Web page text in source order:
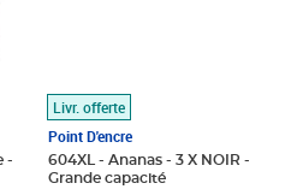
Livr. offerte
Point D'encre
604XL - Ananas - 3 X NOIR -
Grande capacité